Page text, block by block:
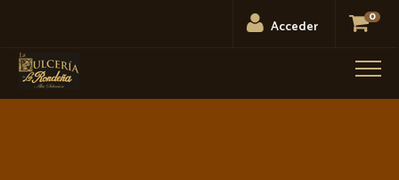
Acceder
0
Menú